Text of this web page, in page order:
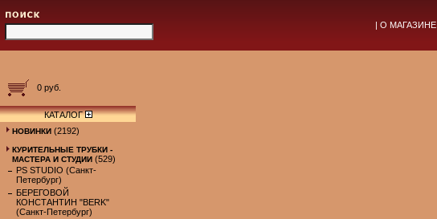
| О МАГАЗИНЕ
0 руб.
КАТАЛОГ
НОВИНКИ (2192)
КУРИТЕЛЬНЫЕ ТРУБКИ -
МАСТЕРА И СТУДИИ (529)
PS STUDIO (Санкт-
Петербург)
БЕРЕГОВОЙ
КОНСТАНТИН "BERK"
(Санкт-Петербург)